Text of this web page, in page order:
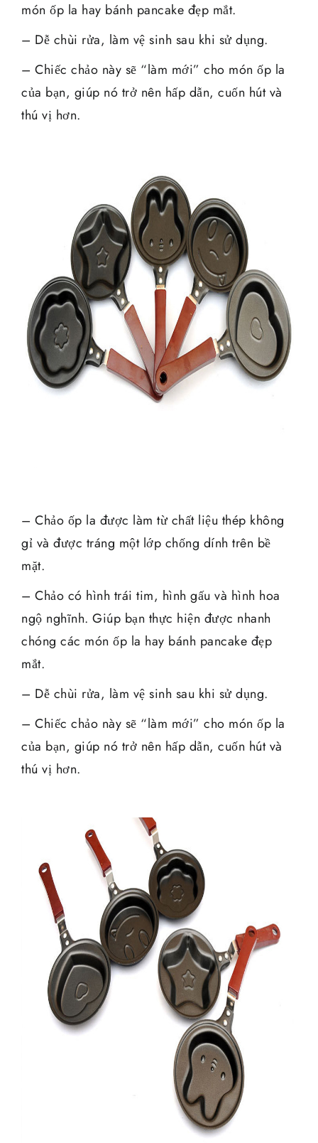
món ốp la hay bánh pancake đẹp mắt.
– Dễ chùi rửa, làm vệ sinh sau khi sử dụng.
– Chiếc chảo này sẽ “làm mới” cho món ốp la
của bạn, giúp nó trở nên hấp dẫn, cuốn hút và
thú vị hơn.
– Chảo ốp la được làm từ chất liệu thép không
gỉ và được tráng một lớp chống dính trên bề
mặt.
– Chảo có hình trái tim, hình gấu và hình hoa
ngộ nghĩnh. Giúp bạn thực hiện được nhanh
chóng các món ốp la hay bánh pancake đẹp
mắt.
– Dễ chùi rửa, làm vệ sinh sau khi sử dụng.
– Chiếc chảo này sẽ “làm mới” cho món ốp la
của bạn, giúp nó trở nên hấp dẫn, cuốn hút và
thú vị hơn.